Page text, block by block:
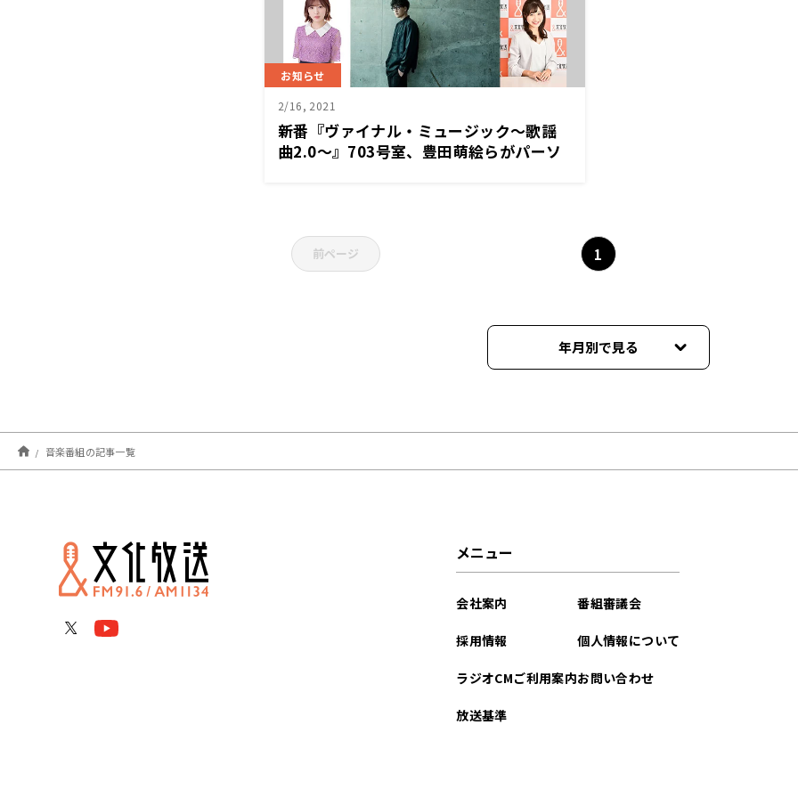
お知らせ
2/16, 2021
新番『ヴァイナル・ミュージック～歌謡
曲2.0～』703号室、豊田萌絵らがパーソ
前ページ 1
年月別で見る
音楽番組の記事一覧
メニュー
会社案内
採用情報
ラジオCMご利用案内
放送基準
番組審議会
個人情報について
お問い合わせ